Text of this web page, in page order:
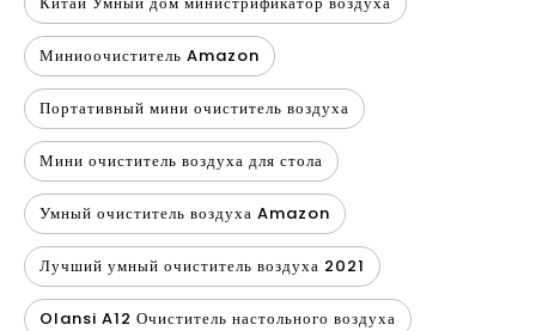
Миниоочиститель Amazon
Портативный мини очиститель воздуха
Мини очиститель воздуха для стола
Умный очиститель воздуха Amazon
Лучший умный очиститель воздуха 2021
Olansi A12 Очиститель настольного воздуха